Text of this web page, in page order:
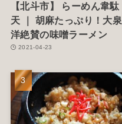
【北斗市】 らーめん韋駄
天 ｜ 胡麻たっぷり！大泉
洋絶賛の味噌ラーメン
2021-04-23